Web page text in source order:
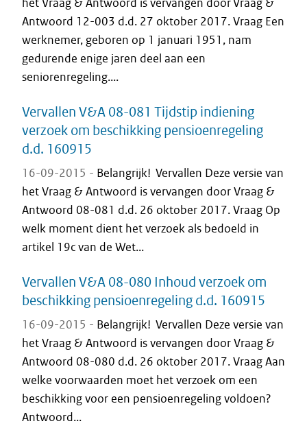
het Vraag & Antwoord is vervangen door Vraag &
Antwoord 12-003 d.d. 27 oktober 2017. Vraag Een
werknemer, geboren op 1 januari 1951, nam
gedurende enige jaren deel aan een
seniorenregeling....
Vervallen V&A 08-081 Tijdstip indiening
verzoek om beschikking pensioenregeling
d.d. 160915
16-09-2015 - Belangrijk! Vervallen Deze versie van
het Vraag & Antwoord is vervangen door Vraag &
Antwoord 08-081 d.d. 26 oktober 2017. Vraag Op
welk moment dient het verzoek als bedoeld in
artikel 19c van de Wet...
Vervallen V&A 08-080 Inhoud verzoek om
beschikking pensioenregeling d.d. 160915
16-09-2015 - Belangrijk! Vervallen Deze versie van
het Vraag & Antwoord is vervangen door Vraag &
Antwoord 08-080 d.d. 26 oktober 2017. Vraag Aan
welke voorwaarden moet het verzoek om een
beschikking voor een pensioenregeling voldoen?
Antwoord...